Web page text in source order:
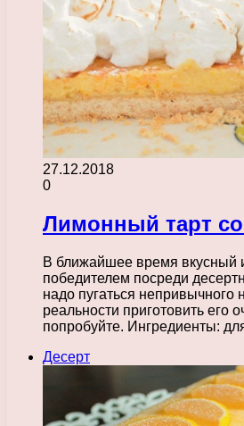
27.12.2018
0
Лимонный тарт со
В ближайшее время вкусный
победителем посреди
надо пугаться непривычного
реальности приготовить его
попробуйте. Ингредиенты:
Десерт